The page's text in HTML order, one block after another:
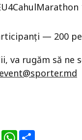
— 200
va rugăm să ne
event@sporter.md
ViberWhatsApp